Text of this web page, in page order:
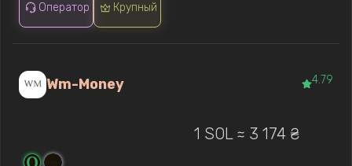
Оператор Крупный
Wm-Money 4.79
1 SOL ≈ 3 174 ₴